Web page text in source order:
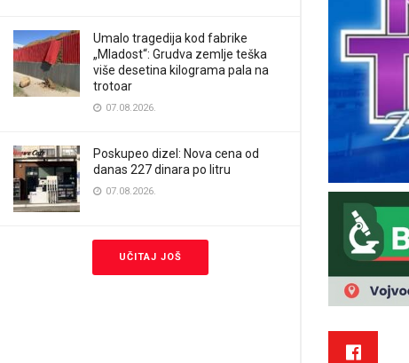
Umalo tragedija kod fabrike
„Mladost“: Grudva zemlje teška
više desetina kilograma pala na
trotoar
07.08.2026.
Poskupeo dizel: Nova cena od
danas 227 dinara po litru
07.08.2026.
UČITAJ JOŠ